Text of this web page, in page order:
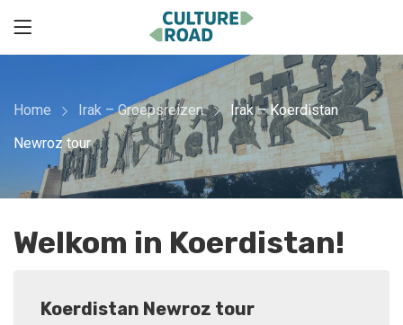
Home Irak – Groepsreizen
Irak – Koerdistan
Newroz tour
Welkom in Koerdistan!
Koerdistan Newroz tour